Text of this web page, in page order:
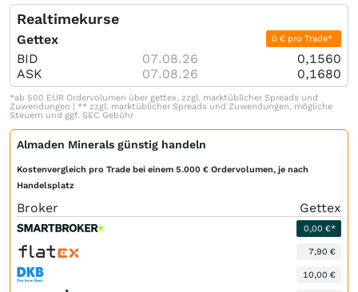
Realtimekurse
Gettex 0 € pro Trade*
BID 07.08.26
0,1560
ASK
07.08.26 0,1680
*ab 500 EUR Ordervolumen über gettex, zzgl. marktüblicher Spreads und
Zuwendungen | ** zzgl. marktüblicher Spreads und Zuwendungen, mögliche
Steuern und ggf. SEC Gebühr
Almaden Minerals günstig handeln
Kostenvergleich pro Trade bei einem 5.000 € Ordervolumen, je nach
Handelsplatz
Broker Gettex
0,00 €*
7,90 €
10,00 €